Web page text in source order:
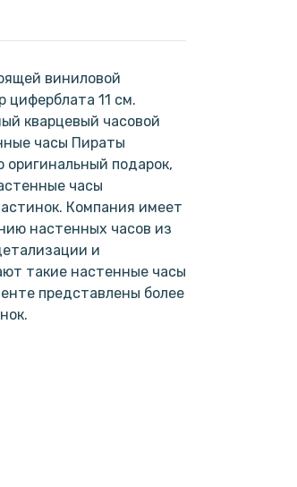
виниловой
циферблата 11 см.
кварцевый часовой
часы Пираты
оригинальный подарок,
часы
Компания имеет
настенных часов из
и
такие настенные часы
представлены более